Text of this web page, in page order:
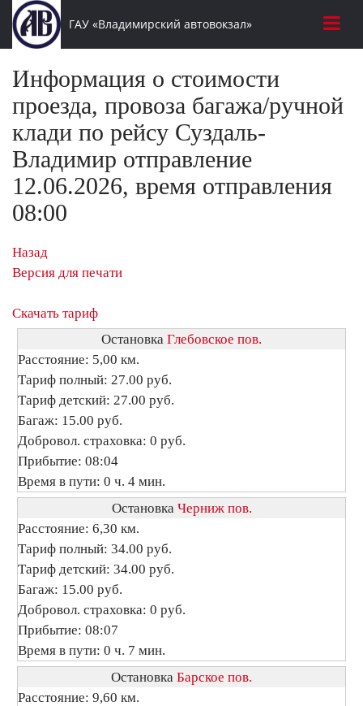
ГАУ «Владимирский автовокзал»
Информация о стоимости
проезда, провоза багажа/ручной
клади по рейсу Суздаль-
Владимир отправление
12.06.2026, время отправления
08:00
Назад
Версия для печати
Скачать тариф
Остановка Глебовское пов.
Расстояние: 5,00 км.
Тариф полный: 27.00 руб.
Тариф детский: 27.00 руб.
Багаж: 15.00 руб.
Добровол. страховка: 0 руб.
Прибытие: 08:04
Время в пути: 0 ч. 4 мин.
Остановка Черниж пов.
Расстояние: 6,30 км.
Тариф полный: 34.00 руб.
Тариф детский: 34.00 руб.
Багаж: 15.00 руб.
Добровол. страховка: 0 руб.
Прибытие: 08:07
Время в пути: 0 ч. 7 мин.
Остановка Барское пов.
Расстояние: 9,60 км.